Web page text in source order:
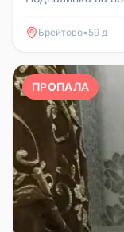
Брейтово• 59 д
ПРОПАЛА